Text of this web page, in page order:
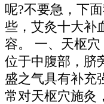
呢?不要急，下
些，艾灸十大补
容。 一、天枢
位于中腹部，脐
盛之气具有补充
常对天枢穴施灸